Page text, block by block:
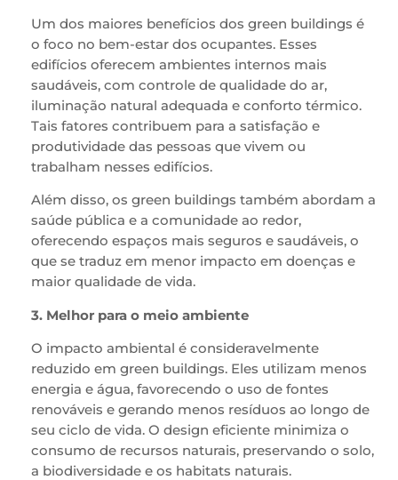
Um dos maiores benefícios dos green buildings é
o foco no bem-estar dos ocupantes. Esses
edifícios oferecem ambientes internos mais
saudáveis, com controle de qualidade do ar,
iluminação natural adequada e conforto térmico.
Tais fatores contribuem para a satisfação e
produtividade das pessoas que vivem ou
trabalham nesses edifícios.
Além disso, os green buildings também abordam a
saúde pública e a comunidade ao redor,
oferecendo espaços mais seguros e saudáveis, o
que se traduz em menor impacto em doenças e
maior qualidade de vida.
3. Melhor para o meio ambiente
O impacto ambiental é consideravelmente
reduzido em green buildings. Eles utilizam menos
energia e água, favorecendo o uso de fontes
renováveis e gerando menos resíduos ao longo de
seu ciclo de vida. O design eficiente minimiza o
consumo de recursos naturais, preservando o solo,
a biodiversidade e os habitats naturais.